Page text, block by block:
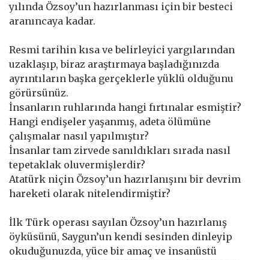
yılında Özsoy’un hazırlanması için bir besteci
aranıncaya kadar.
Resmi tarihin kısa ve belirleyici yargılarından
uzaklaşıp, biraz araştırmaya başladığınızda
ayrıntıların başka gerçeklerle yüklü olduğunu
görürsünüz.
İnsanların ruhlarında hangi fırtınalar esmiştir?
Hangi endişeler yaşanmış, adeta ölümüne
çalışmalar nasıl yapılmıştır?
İnsanlar tam zirvede sanıldıkları sırada nasıl
tepetaklak oluvermişlerdir?
Atatürk niçin Özsoy’un hazırlanışını bir devrim
hareketi olarak nitelendirmiştir?
İlk Türk operası sayılan Özsoy’un hazırlanış
öyküsünü, Saygun’un kendi sesinden dinleyip
okuduğunuzda, yüce bir amaç ve insanüstü